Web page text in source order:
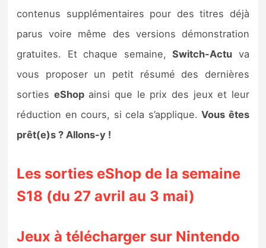
Tests d’accessoires
Autres tests
Précommandes
Précommandes jeux Switch 2
Sorties de jeux
Bons plans
Guides
contenus supplémentaires pour des titres déjà
parus voire même des versions démonstration
gratuites. Et chaque semaine,Switch-Actu va
vous proposer un petit résumé des dernières
sorties eShopainsi que le prix des jeux et leur
réduction en cours, si cela s’applique.Vous êtes
prêt(e)s ? Allons-y !
Les sorties eShop de la semaine
S18 (du 27 avril au 3 mai)
Jeux à télécharger sur Nintendo